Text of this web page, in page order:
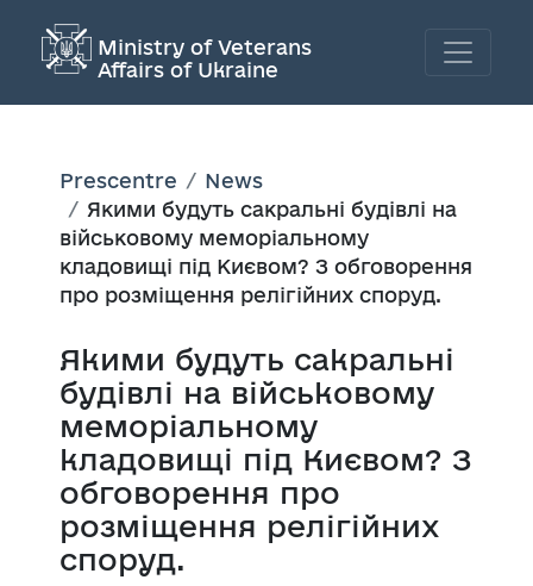
Ministry of Veterans
Affairs of Ukraine
Prescentre
News
Якими будуть сакральні будівлі на
військовому меморіальному
кладовищі під Києвом? З обговорення
про розміщення релігійних споруд.
Якими будуть сакральні
будівлі на військовому
меморіальному
кладовищі під Києвом? З
обговорення про
розміщення релігійних
споруд.